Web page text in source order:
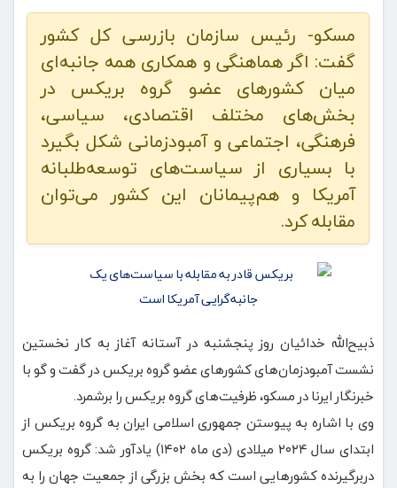
مسکو- رئیس سازمان بازرسی کل کشور
گفت:‌ اگر هماهنگی و همکاری همه جانبه‌ای
میان کشورهای عضو گروه بریکس در
بخش‌های مختلف اقتصادی، سیاسی،‌
فرهنگی، ‌اجتماعی و آمبودزمانی شکل بگیرد
با بسیاری از سیاست‌های توسعه‌طلبانه
آمریکا و هم‌پیمانان این کشور می‌توان
مقابله کرد.
ذبیح‌الله خدائیان روز پنجشنبه در آستانه آغاز به کار نخستین
نشست آمبودزمان‌های کشورهای عضو گروه بریکس در گفت و گو با
خبرنگار ایرنا در مسکو، ظرفیت‌های گروه بریکس را برشمرد.
وی با اشاره به پیوستن جمهوری اسلامی ایران به گروه بریکس از
ابتدای سال ۲۰۲۴ میلادی (دی ماه ۱۴۰۲) یادآور شد:‌ گروه بریکس
دربرگیرنده کشورهایی است که بخش بزرگی از جمعیت جهان را به